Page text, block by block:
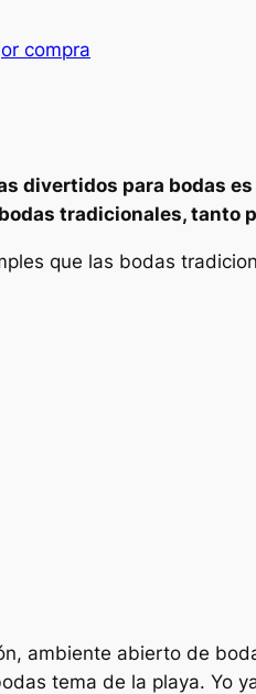
compra
divertidos para bodas
tradicionales, tanto
que las bodas
ambiente abierto de
tema de la playa. Yo